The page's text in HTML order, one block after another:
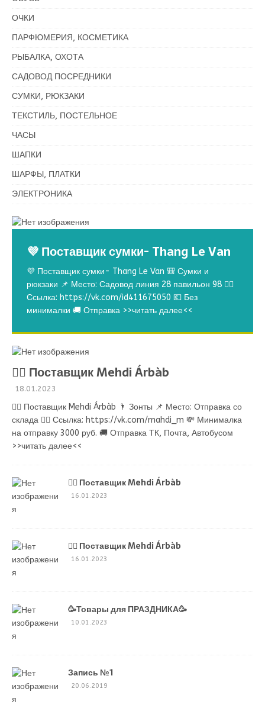
ОЧКИ
ПАРФЮМЕРИЯ, КОСМЕТИКА
РЫБАЛКА, ОХОТА
САДОВОД ПОСРЕДНИКИ
СУМКИ, РЮКЗАКИ
ТЕКСТИЛЬ, ПОСТЕЛЬНОЕ
ЧАСЫ
ШАПКИ
ШАРФЫ, ПЛАТКИ
ЭЛЕКТРОНИКА
💜 Поставщик сумки- Thang Le Van
💜 Поставщик сумки- Thang Le Van 🎒 Сумки и
рюкзаки 📌 Место: Садовод линия 28 павильон 98 👉🏻
Ссылка: https://vk.com/id411675050 💶 Без
минималки 🚚 Отправка >>читать далее<<
💁‍♂ Поставщик Mehdi Árbàb
18.01.2023
💁‍♂ Поставщик Mehdi Árbàb 🌂 Зонты 📌 Место: Отправка со
склада 👉🏻 Ссылка: https://vk.com/mahdi_m 💸 Минималка
на отправку 3000 руб. 🚚 Отправка ТК, Почта, Автобусом
>>читать далее<<
💁‍♂ Поставщик Mehdi Árbàb
16.01.2023
💁‍♂ Поставщик Mehdi Árbàb
16.01.2023
🥳Товары для ПРАЗДНИКА🥳
10.01.2023
Запись №1
20.06.2019